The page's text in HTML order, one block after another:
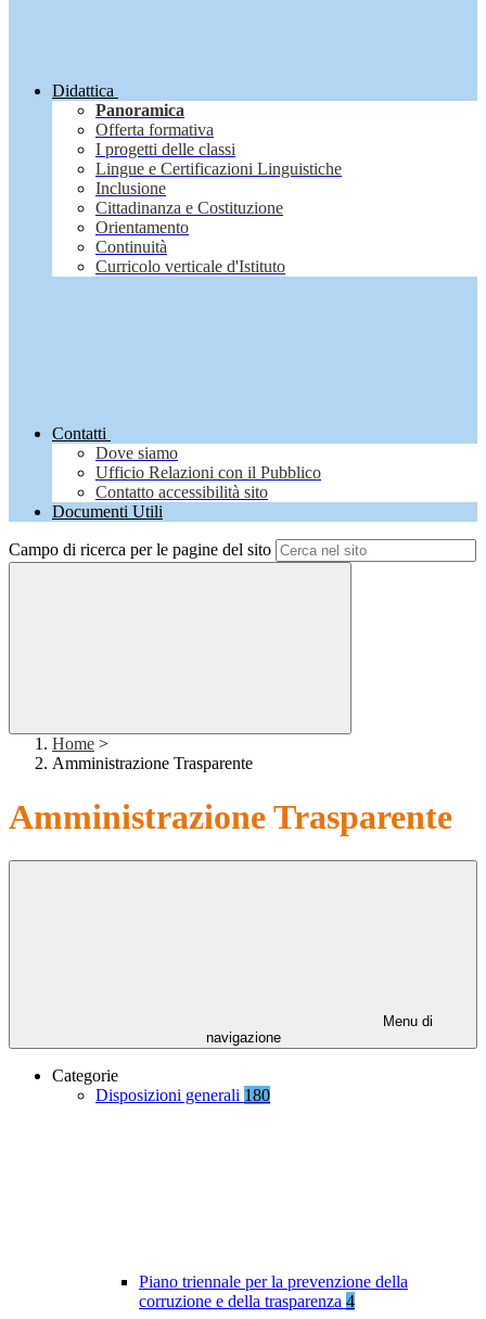
Didattica
Panoramica
Offerta formativa
I progetti delle classi
Lingue e Certificazioni Linguistiche
Inclusione
Cittadinanza e Costituzione
Orientamento
Continuità
Curricolo verticale d'Istituto
Contatti
Dove siamo
Ufficio Relazioni con il Pubblico
Contatto accessibilità sito
Documenti Utili
Campo di ricerca per le pagine del sito
Home >
Amministrazione Trasparente
Amministrazione Trasparente
Menu di
navigazione
Categorie
Disposizioni generali 180
Piano triennale per la prevenzione della
corruzione e della trasparenza 4